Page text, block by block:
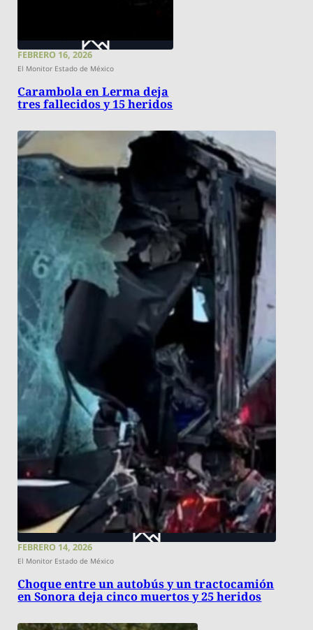
FEBRERO 16, 2026
El Monitor Estado de México
Carambola en Lerma deja
tres fallecidos y 15 heridos
FEBRERO 14, 2026
El Monitor Estado de México
Choque entre un autobús y un tractocamión
en Sonora deja cinco muertos y 25 heridos